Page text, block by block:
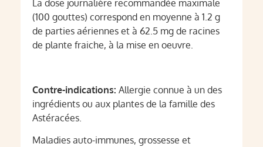
La dose journalière recommandée maximale
(100 gouttes) correspond en moyenne à 1.2 g
de parties aériennes et à 62.5 mg de racines
de plante fraiche, à la mise en oeuvre.
Contre-indications: Allergie connue à un des
ingrédients ou aux plantes de la famille des
Astéracées.
Maladies auto-immunes, grossesse et